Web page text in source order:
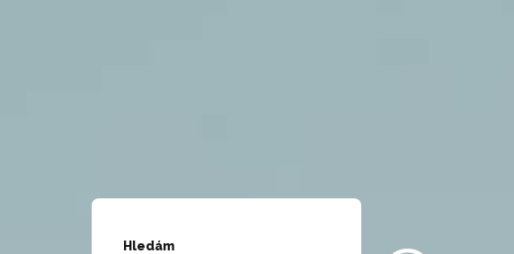
Hledám